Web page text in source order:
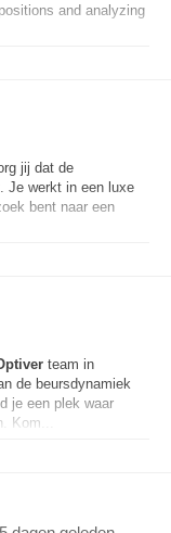
and analyzing
jij dat de
Je werkt in een luxe
bent naar een
team in
de beursdynamiek
je een plek waar
Kom...